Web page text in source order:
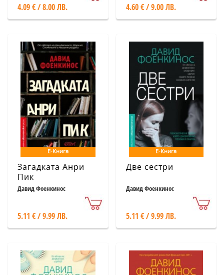
4.09 € / 8.00 ЛВ. 4.60 € / 9.00 ЛВ.
Е-Книга
Загадката Анри
Пик
Давид Фоенкинос
5.11 € / 9.99 ЛВ.
Е-Книга
Две сестри
Давид Фоенкинос
5.11 € / 9.99 ЛВ.